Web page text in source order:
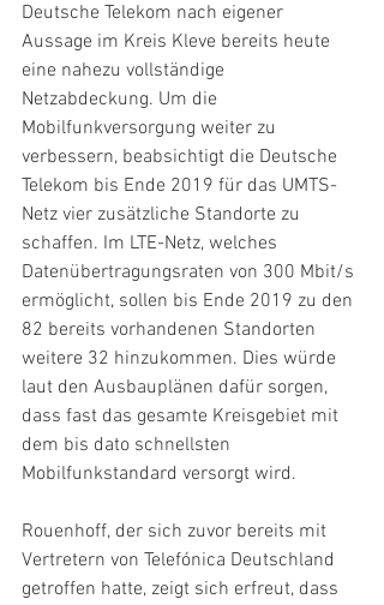
Deutsche Telekom nach eigener
Aussage im Kreis Kleve bereits heute
eine nahezu vollständige
Netzabdeckung. Um die
Mobilfunkversorgung weiter zu
verbessern, beabsichtigt die Deutsche
Telekom bis Ende 2019 für das UMTS-
Netz vier zusätzliche Standorte zu
schaffen. Im LTE-Netz, welches
Datenübertragungsraten von 300 Mbit/s
ermöglicht, sollen bis Ende 2019 zu den
82 bereits vorhandenen Standorten
weitere 32 hinzukommen. Dies würde
laut den Ausbauplänen dafür sorgen,
dass fast das gesamte Kreisgebiet mit
dem bis dato schnellsten
Mobilfunkstandard versorgt wird.
Rouenhoff, der sich zuvor bereits mit
Vertretern von Telefónica Deutschland
getroffen hatte, zeigt sich erfreut, dass